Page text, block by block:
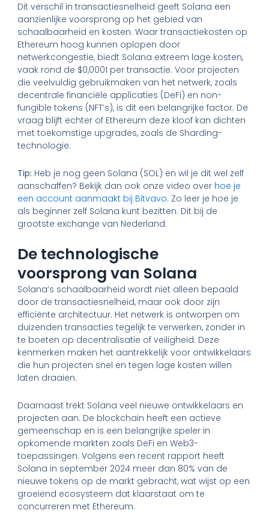
Dit verschil in transactiesnelheid geeft Solana een
aanzienlijke voorsprong op het gebied van
schaalbaarheid en kosten. Waar transactiekosten op
Ethereum hoog kunnen oplopen door
netwerkcongestie, biedt Solana extreem lage kosten,
vaak rond de $0,0001 per transactie. Voor projecten
die veelvuldig gebruikmaken van het netwerk, zoals
decentrale financiële applicaties (DeFi) en non-
fungible tokens (NFT’s), is dit een belangrijke factor. De
vraag blijft echter of Ethereum deze kloof kan dichten
met toekomstige upgrades, zoals de Sharding-
technologie.
Tip: Heb je nog geen Solana (SOL) en wil je dit wel zelf
aanschaffen? Bekijk dan ook onze video over hoe je
een account aanmaakt bij Bitvavo. Zo leer je hoe je
als beginner zelf Solana kunt bezitten. Dit bij de
grootste exchange van Nederland.
De technologische
voorsprong van Solana
Solana’s schaalbaarheid wordt niet alleen bepaald
door de transactiesnelheid, maar ook door zijn
efficiënte architectuur. Het netwerk is ontworpen om
duizenden transacties tegelijk te verwerken, zonder in
te boeten op decentralisatie of veiligheid. Deze
kenmerken maken het aantrekkelijk voor ontwikkelaars
die hun projecten snel en tegen lage kosten willen
laten draaien.
Daarnaast trekt Solana veel nieuwe ontwikkelaars en
projecten aan. De blockchain heeft een actieve
gemeenschap en is een belangrijke speler in
opkomende markten zoals DeFi en Web3-
toepassingen. Volgens een recent rapport heeft
Solana in september 2024 meer dan 80% van de
nieuwe tokens op de markt gebracht, wat wijst op een
groeiend ecosysteem dat klaarstaat om te
concurreren met Ethereum.